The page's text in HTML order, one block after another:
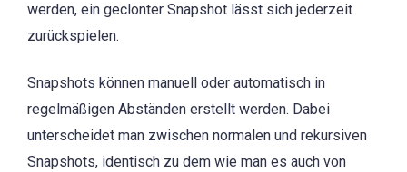
werden, ein geclonter Snapshot lässt sich jederzeit
zurückspielen.
Snapshots können manuell oder automatisch in
regelmäßigen Abständen erstellt werden. Dabei
unterscheidet man zwischen normalen und rekursiven
Snapshots, identisch zu dem wie man es auch von